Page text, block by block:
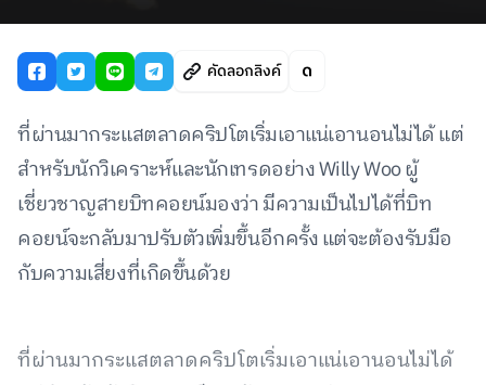
คัดลอกลิงค์
ที่ผ่านมากระแสตลาดคริปโตเริ่มเอาแน่เอานอนไม่ได้ แต่
สำหรับนักวิเคราะห์และนักเทรดอย่าง Willy Woo ผู้
เชี่ยวชาญสายบิทคอยน์มองว่า มีความเป็นไปได้ที่บิท
คอยน์จะกลับมาปรับตัวเพิ่มขึ้นอีกครั้ง แต่จะต้องรับมือ
กับความเสี่ยงที่เกิดขึ้นด้วย
ที่ผ่านมากระแสตลาดคริปโตเริ่มเอาแน่เอานอนไม่ได้